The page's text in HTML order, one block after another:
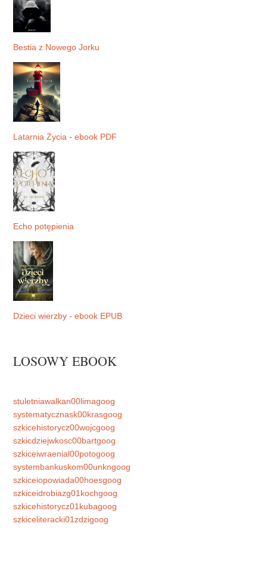
Bestia z Nowego Jorku
Latarnia Życia - ebook PDF
Echo potępienia
Dzieci wierzby - ebook EPUB
LOSOWY EBOOK
stuletniawalkan00limagoog
systematycznask00krasgoog
szkicehistorycz00wojcgoog
szkicdziejwkosc00bartgoog
szkiceiwraenial00potogoog
systembankuskom00unkngoog
szkiceiopowiada00hoesgoog
szkiceidrobiazg01kochgoog
szkicehistorycz01kubagoog
szkiceliteracki01zdzigoog